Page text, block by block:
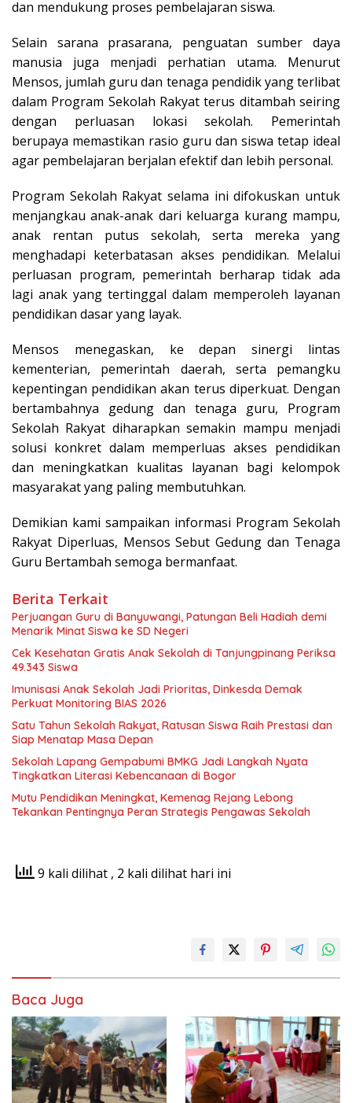
dan mendukung proses pembelajaran siswa.
Selain sarana prasarana, penguatan sumber daya
manusia juga menjadi perhatian utama. Menurut
Mensos, jumlah guru dan tenaga pendidik yang terlibat
dalam Program Sekolah Rakyat terus ditambah seiring
dengan perluasan lokasi sekolah. Pemerintah
berupaya memastikan rasio guru dan siswa tetap ideal
agar pembelajaran berjalan efektif dan lebih personal.
Program Sekolah Rakyat selama ini difokuskan untuk
menjangkau anak-anak dari keluarga kurang mampu,
anak rentan putus sekolah, serta mereka yang
menghadapi keterbatasan akses pendidikan. Melalui
perluasan program, pemerintah berharap tidak ada
lagi anak yang tertinggal dalam memperoleh layanan
pendidikan dasar yang layak.
Mensos menegaskan, ke depan sinergi lintas
kementerian, pemerintah daerah, serta pemangku
kepentingan pendidikan akan terus diperkuat. Dengan
bertambahnya gedung dan tenaga guru, Program
Sekolah Rakyat diharapkan semakin mampu menjadi
solusi konkret dalam memperluas akses pendidikan
dan meningkatkan kualitas layanan bagi kelompok
masyarakat yang paling membutuhkan.
Demikian kami sampaikan informasi Program Sekolah
Rakyat Diperluas, Mensos Sebut Gedung dan Tenaga
Guru Bertambah semoga bermanfaat.
Berita Terkait
Perjuangan Guru di Banyuwangi, Patungan Beli Hadiah demi
Menarik Minat Siswa ke SD Negeri
Cek Kesehatan Gratis Anak Sekolah di Tanjungpinang Periksa
49.343 Siswa
Imunisasi Anak Sekolah Jadi Prioritas, Dinkesda Demak
Perkuat Monitoring BIAS 2026
Satu Tahun Sekolah Rakyat, Ratusan Siswa Raih Prestasi dan
Siap Menatap Masa Depan
Sekolah Lapang Gempabumi BMKG Jadi Langkah Nyata
Tingkatkan Literasi Kebencanaan di Bogor
Mutu Pendidikan Meningkat, Kemenag Rejang Lebong
Tekankan Pentingnya Peran Strategis Pengawas Sekolah
9 kali dilihat , 2 kali dilihat hari ini
Baca Juga